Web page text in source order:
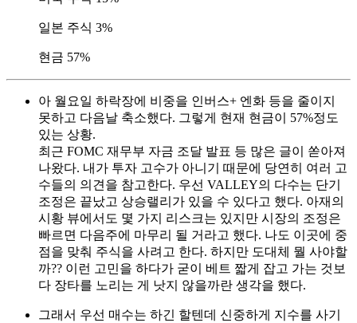
일본 주식 3%
현금 57%
아 월요일 하락장에 비중을 인버스+ 엔화 등을 줄이지
못하고 다음날 축소했다. 그렇게 현재 현금이 57%정도
있는 상황.
최근 FOMC 재무부 자금 조달 발표 등 많은 글이 쏟아져
나왔다. 내가 투자 고수가 아니기 때문에 당연히 여러 고
수들의 의견을 참고한다. 우선 VALLEY의 다수는 단기
조정은 끝났고 상승랠리가 있을 수 있다고 했다. 아재의
시황 뷰에서도 몇 가지 리스크는 있지만 시장의 조정은
빠르면 다음주에 마무리 될 거라고 했다. 나도 이곳에 중
점을 맞춰 주식을 사려고 한다. 하지만 도대체 뭘 사야할
까?? 이런 고민을 하다가 굳이 베트 짧게 잡고 가는 것보
다 장타를 노리는 게 낫지 않을까란 생각을 했다.
그래서 우선 매수는 하긴 할텐데 신중하게 지수를 사기